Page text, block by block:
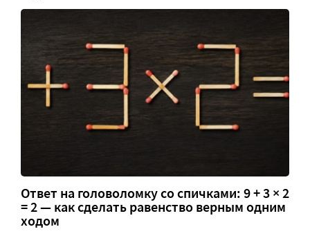
Ответ на головоломку со спичками: 9 + 3 × 2
= 2 — как сделать равенство верным одним
ходом